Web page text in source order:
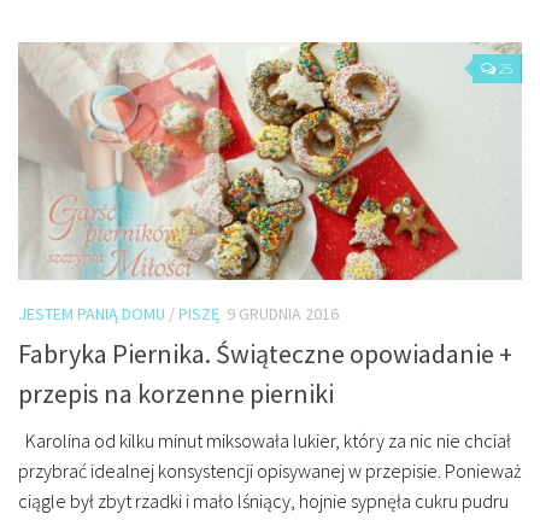
25
JESTEM PANIĄ DOMU /PISZĘ 9 GRUDNIA 2016
Fabryka Piernika. Świąteczne opowiadanie +
przepis na korzenne pierniki
Karolina od kilku minut miksowała lukier, który za nic nie chciał
przybrać idealnej konsystencji opisywanej w przepisie. Ponieważ
ciągle był zbyt rzadki i mało lśniący, hojnie sypnęła cukru pudru